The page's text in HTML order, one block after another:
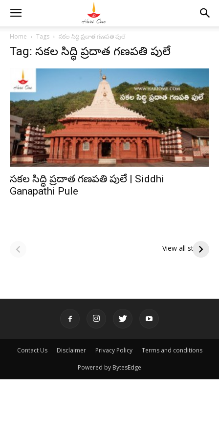
Home Tags సకల సిద్ధి ప్రదాత గణపతి పులే
Tag: సకల సిద్ధి ప్రదాత గణపతి పులే
సకల సిద్ధి ప్రదాత గణపతి పులే | Siddhi
Ganapathi Pule
View all stories
పితృదేవతల ఆశీర్వాదం
ఇంద్రకీలాద్రి గిరి ప్రదక్షిణ
Contact Us Disclaimer Privacy Policy Terms and conditions
Powered by BytesEdge